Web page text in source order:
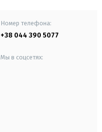
Номер телефона:
+38 044 390 5077
Мы в соцсетях: